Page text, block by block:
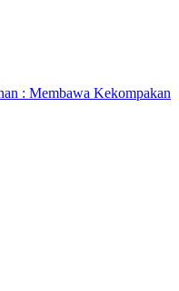
: Membawa Kekompakan